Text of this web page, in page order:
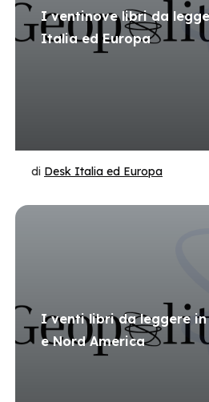
I ventinove libri da
Italia ed Europa
di Desk Italia ed Europa
I venti libri da leggere
e Nord America